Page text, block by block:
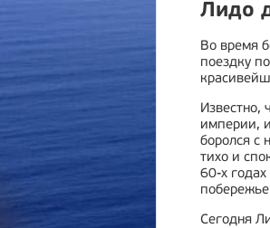
Лидо
Во время
поездку
Известно,
империи,
боролся с
тихо и
60-х
Сегодня